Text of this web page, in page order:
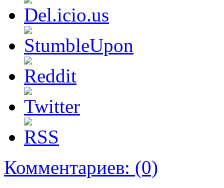
Комментариев: (0)